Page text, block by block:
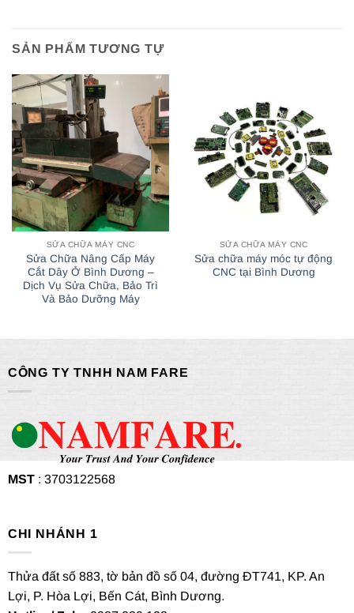
SẢN PHẨM TƯƠNG TỰ
SỬA CHỮA MÁY CNC
Sửa Chữa Nâng Cấp Máy
Cắt Dây Ở Bình Dương –
Dịch Vụ Sửa Chữa, Bảo Trì
Và Bảo Dưỡng Máy
SỬA CHỮA MÁY CNC
Sửa chữa máy móc tự động
CNC tại Bình Dương
CÔNG TY TNHH NAM FARE
MST: 3703122568
CHI NHÁNH 1
Thửa đất số 883, tờ bản đồ số 04, đường ĐT741, KP. An
Lợi, P. Hòa Lợi, Bến Cát, Bình Dương.